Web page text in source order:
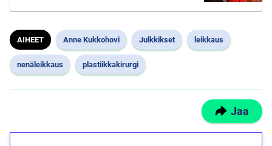
AIHEET Anne Kukkohovi Julkkikset leikkaus
nenäleikkaus plastiikkakirurgi
Jaa